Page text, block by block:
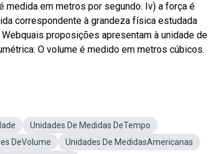
em metros por segundo. Iv) a força é
correspondente à grandeza física estudada
proposições apresentam à unidade de
O volume é medido em metros cúbicos.
Unidades De Medidas DeTempo
DeVolume
Unidades De MedidasAmericanas